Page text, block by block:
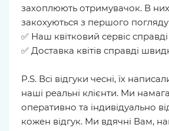
захоплюють отримувачок. В
закохуються з першого
✅ Наш квітковий сервіс
✅ Доставка квітів справді
P.S. Всі відгуки чесні, їх
наші реальні клієнти. Ми
оперативно та індивідуально
кожен відгук. Ми вдячні Вам,